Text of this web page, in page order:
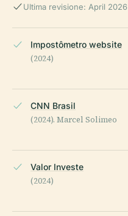
Ultima revisione: April 2026
Impostômetro website
(2024)
CNN Brasil
(2024). Marcel Solimeo
Valor Investe
(2024)